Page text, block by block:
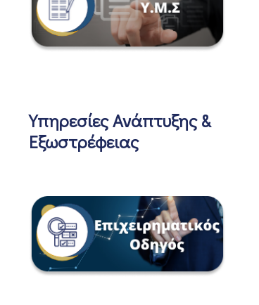
Υπηρεσίες Ανάπτυξης &
Εξωστρέφειας